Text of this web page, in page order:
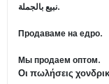
نبيع بالجملة.
Продаваме на едро.
Мы продаем оптом.
Οι πωλήσεις